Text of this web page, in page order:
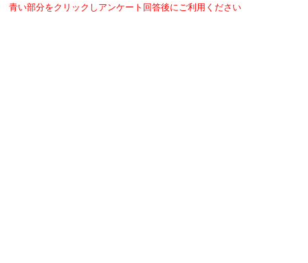
青い部分をクリックしアンケート回答後にご利用ください